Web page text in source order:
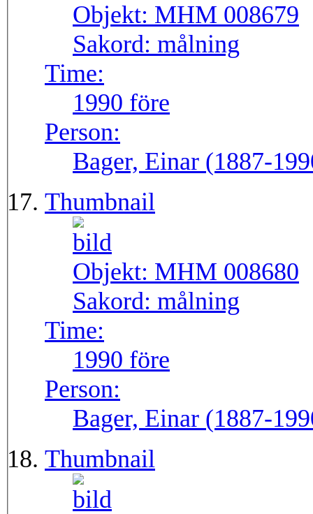
Objekt: MHM 008679
Sakord: målning
Time:
1990 före
Person:
Bager, Einar (1887-
Thumbnail
Objekt: MHM 008680
Sakord: målning
Time:
1990 före
Person:
Bager, Einar (1887-
Thumbnail